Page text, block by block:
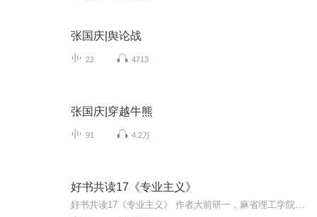
张国庆|舆论战
22 4713
张国庆|穿越牛熊
91 4.2万
好书共读17《专业主义》